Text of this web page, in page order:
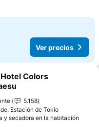
Ver precios
a favoritos
Colors
5.158
Estación de Tokio
y secadora en la habitación